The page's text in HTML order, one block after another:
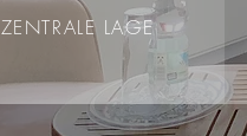
ZENTRALE LAGE